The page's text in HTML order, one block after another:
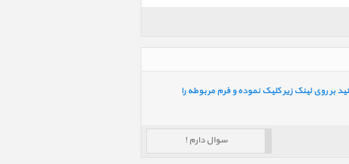
بر روی لینک زیر کلیک نموده و فرم مربوطه را
سوال دارم !